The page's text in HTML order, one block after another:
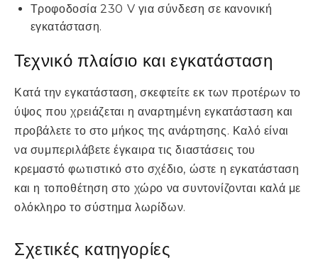
Τροφοδοσία 230 V για σύνδεση σε κανονική
εγκατάσταση.
Τεχνικό πλαίσιο και εγκατάσταση
Κατά την εγκατάσταση, σκεφτείτε εκ των προτέρων το
ύψος που χρειάζεται η αναρτημένη εγκατάσταση και
προβάλετε το στο μήκος της ανάρτησης. Καλό είναι
να συμπεριλάβετε έγκαιρα τις διαστάσεις του
κρεμαστό φωτιστικό στο σχέδιο, ώστε η εγκατάσταση
και η τοποθέτηση στο χώρο να συντονίζονται καλά με
ολόκληρο το σύστημα λωρίδων.
Σχετικές κατηγορίες